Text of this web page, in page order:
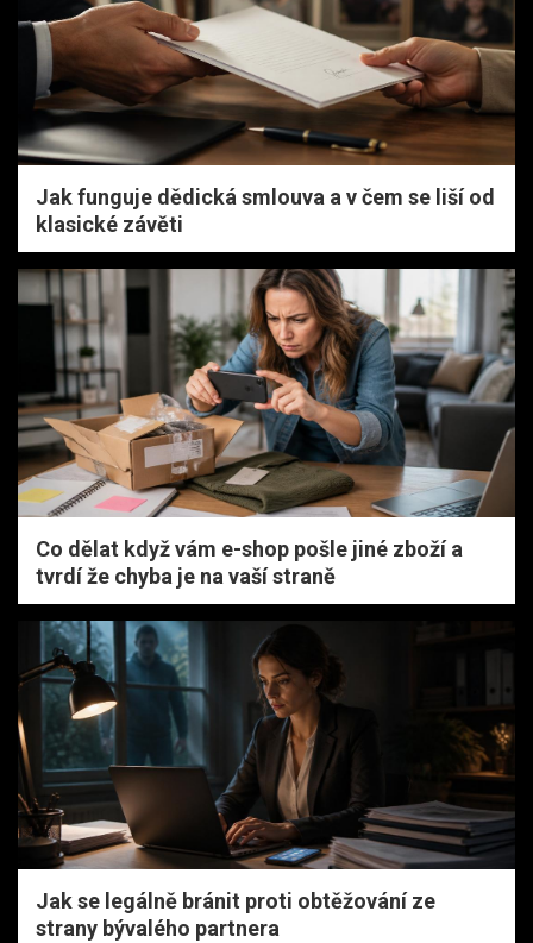
Jak funguje dědická smlouva a v čem se liší od
klasické závěti
Co dělat když vám e-shop pošle jiné zboží a
tvrdí že chyba je na vaší straně
Jak se legálně bránit proti obtěžování ze
strany bývalého partnera